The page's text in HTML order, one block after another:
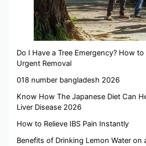
Do I Have a Tree Emergency? How to
Urgent Removal
018 number bangladesh 2026
Know How The Japanese Diet Can
Liver Disease 2026
How to Relieve IBS Pain Instantly
Benefits of Drinking Lemon Water on